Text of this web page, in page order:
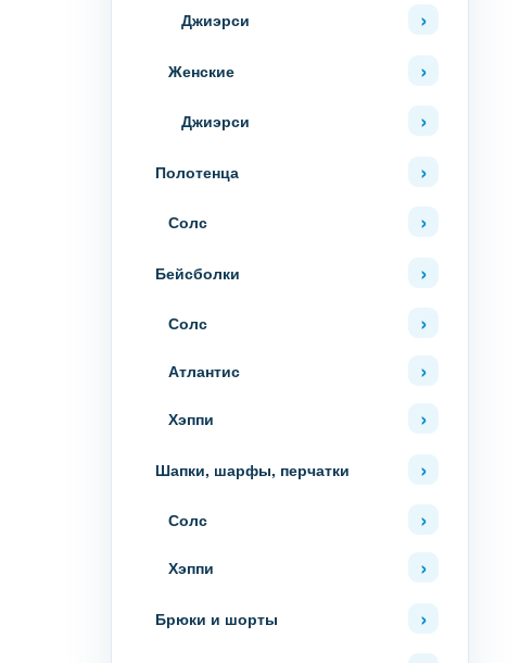
Джиэрси
Женские
Джиэрси
Полотенца
Солс
Бейсболки
Солс
Атлантис
Хэппи
Шапки, шарфы, перчатки
Солс
Хэппи
Брюки и шорты